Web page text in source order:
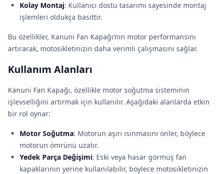
Kolay Montaj: Kullanıcı dostu tasarımı sayesinde montaj
işlemleri oldukça basittir.
Bu özellikler, Kanuni Fan Kapağı’nın motor performansını
artırarak, motosikletinizin daha verimli çalışmasını sağlar.
Kullanım Alanları
Kanuni Fan Kapağı, özellikle motor soğutma sisteminin
işlevselliğini artırmak için kullanılır. Aşağıdaki alanlarda etkin
bir rol oynar:
Motor Soğutma: Motorun aşırı ısınmasını önler, böylece
motorun ömrünü uzatır.
Yedek Parça Değişimi: Eski veya hasar görmüş fan
kapaklarının yerine kullanılabilir, böylece motosikletinizin